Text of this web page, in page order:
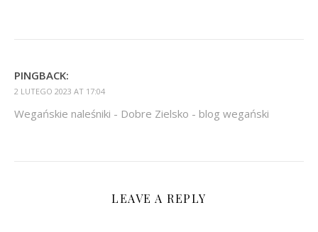
PINGBACK:
2 LUTEGO 2023 AT 17:04
Wegańskie naleśniki - Dobre Zielsko - blog wegański
LEAVE A REPLY